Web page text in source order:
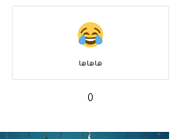
هاهاها
0